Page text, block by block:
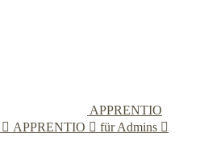
APPRENTIO
 APPRENTIO  für Admins 